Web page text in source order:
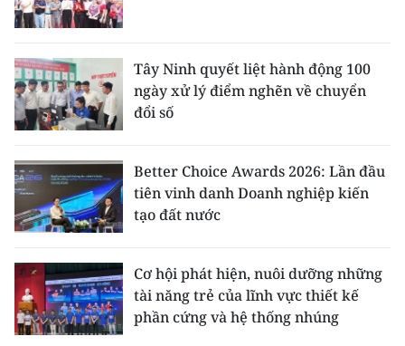
Tây Ninh quyết liệt hành động 100
ngày xử lý điểm nghẽn về chuyển
đổi số
Better Choice Awards 2026: Lần đầu
tiên vinh danh Doanh nghiệp kiến
tạo đất nước
Cơ hội phát hiện, nuôi dưỡng những
tài năng trẻ của lĩnh vực thiết kế
phần cứng và hệ thống nhúng